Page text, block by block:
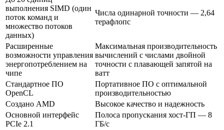
выполнения SIMD (один
поток команд и
множество потоков
данных)
Числа одинарной точности — 2,64
терафлопс
Расширенные
возможности управления
энергопотреблением на
чипе
Максимальная производительность
вычислений с числами двойной
точности с плавающей запятой на
ватт
Стандартное ПО
OpenCL
Портативное ПО с оптимальной
производительностью
Создано AMD
Высокое качество и надежность
Основной интерфейс
PCIe 2.1
Полоса пропускания хост-ГП — 8
ГБ/с